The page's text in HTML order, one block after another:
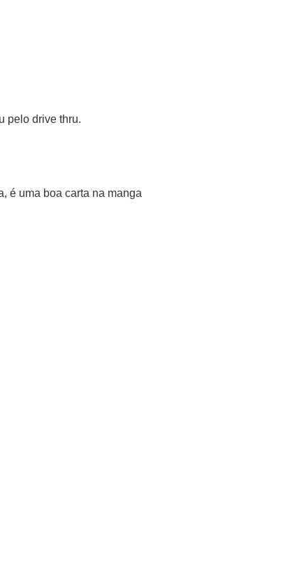
pelo drive thru.
é uma boa carta na manga